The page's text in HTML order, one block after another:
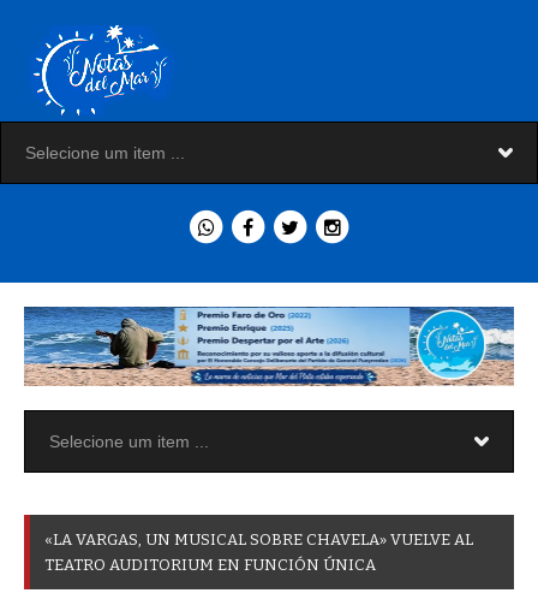
«LA VARGAS UN MUSICAL SOBRE CHAVELA» VUELVE AL
TEATRO AUDITORIUM EN FUNCIÓN ÚNICA